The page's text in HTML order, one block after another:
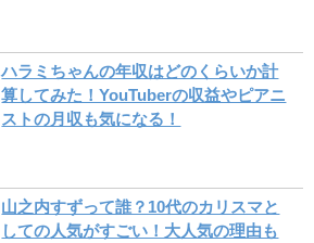
ハラミちゃんの年収はどのくらいか計
算してみた！YouTuberの収益やピアニ
ストの月収も気になる！
山之内すずって誰？10代のカリスマと
しての人気がすごい！大人気の理由も